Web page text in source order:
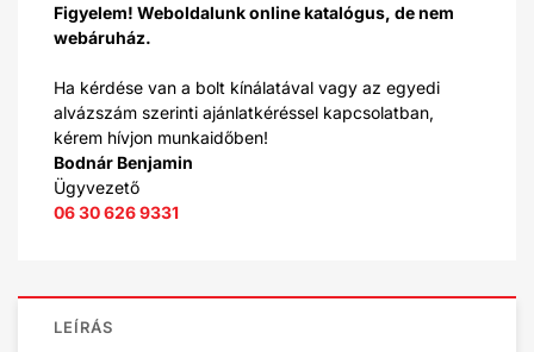
Figyelem! Weboldalunk online katalógus, de nem
webáruház.
Ha kérdése van a bolt kínálatával vagy az egyedi
alvázszám szerinti ajánlatkéréssel kapcsolatban,
kérem hívjon munkaidőben!
Bodnár Benjamin
Ügyvezető
06 30 626 9331
LEÍRÁS